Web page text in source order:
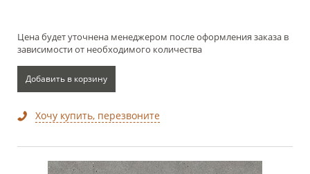
Цена будет уточнена менеджером после оформления заказа в
зависимости от необходимого количества
Добавить в корзину
Хочу купить, перезвоните